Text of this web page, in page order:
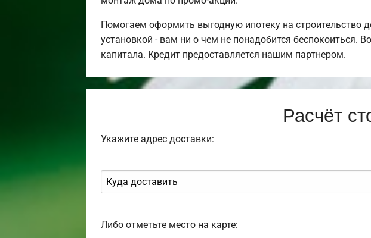
Помогаем оформить выгодную ипотеку на
установкой - вам ни о чем не понадобится беспокоиться.
капитала. Кредит предоставляется нашим партнером.
Расчёт
Укажите адрес доставки:
Либо отметьте место на карте: